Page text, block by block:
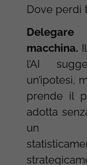
Dove perdi
macchina.
l’AI
un’ipotesi,
prende il
adotta
un